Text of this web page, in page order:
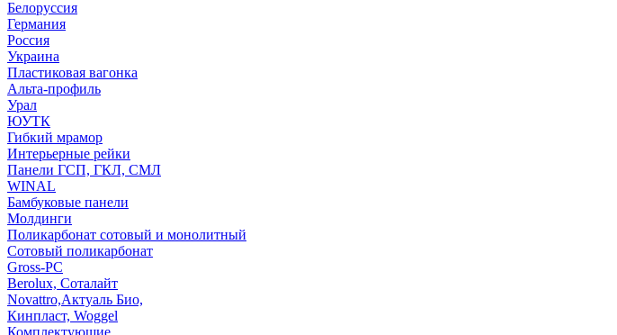
Белоруссия
Германия
Россия
Украина
Пластиковая вагонка
Альта-профиль
Урал
ЮУТК
Гибкий мрамор
Интерьерные рейки
Панели ГСП, ГКЛ, СМЛ
WINAL
Бамбуковые панели
Молдинги
Поликарбонат сотовый и монолитный
Сотовый поликарбонат
Gross-PC
Berolux, Соталайт
Novattro,Актуаль Био,
Кинпласт, Woggel
Комплектующие